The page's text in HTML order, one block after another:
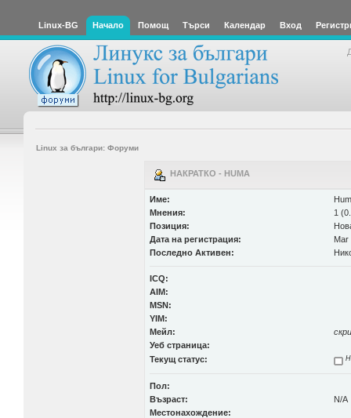
Linux-BG Начало Помощ Търси Календар Вход
Linux за българи: Форуми
НАКРАТКО - HUMA
Име:
Мнения:
1
Позиция:
Дата на регистрация:
Mar
Последно Активен:
ICQ:
AIM:
MSN:
YIM:
Мейл:
Уеб страница:
Текущ статус:
Пол:
Възраст:
N/A
Местонахождение: